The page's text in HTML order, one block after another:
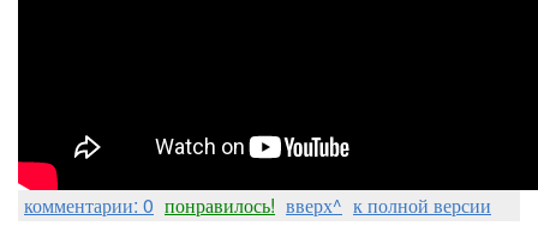
комментарии: 0 понравилось! вверх^ к полной версии